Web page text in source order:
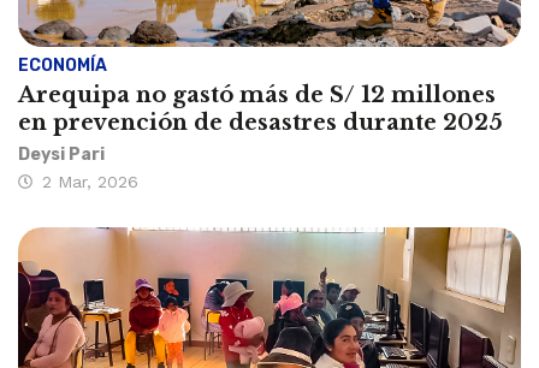
ECONOMÍA
Arequipa no gastó más de S/ 12 millones
en prevención de desastres durante 2025
Deysi Pari
2 Mar, 2026